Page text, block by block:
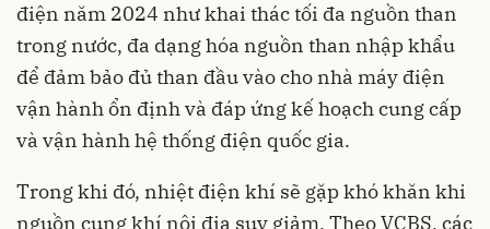
điện năm 2024 như khai thác tối đa nguồn than
trong nước, đa dạng hóa nguồn than nhập khẩu
để đảm bảo đủ than đầu vào cho nhà máy điện
vận hành ổn định và đáp ứng kế hoạch cung cấp
và vận hành hệ thống điện quốc gia.
Trong khi đó, nhiệt điện khí sẽ gặp khó khăn khi
nguồn cung khí nội địa suy giảm. Theo VCBS, các